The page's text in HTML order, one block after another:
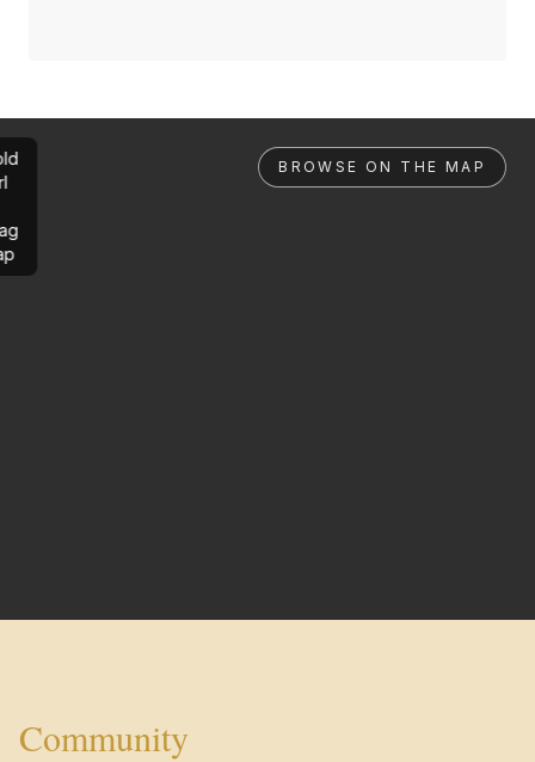
BROWSE ON THE MAP
Community